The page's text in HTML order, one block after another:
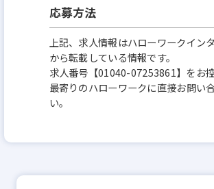
応募方法
上記、求人情報はハローワークイン
から転載している情報です。
求人番号【01040-07253861】をお控
最寄りのハローワークに直接お問い
い。